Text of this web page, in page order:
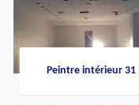
Peintre intérieur 31